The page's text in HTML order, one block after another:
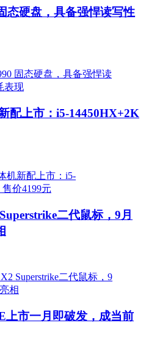
态硬盘，具备强悍读写性
配上市：i5-14450HX+2K
二代鼠标，9月
上市一月即破发，成当前